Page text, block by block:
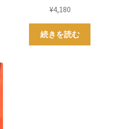
¥4,180
続きを読む